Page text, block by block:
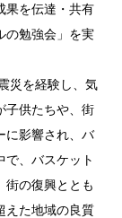
果を伝達・共有
の勉強会」を実
災を経験し、気
子供たちや、街
に影響され、バ
で、バスケット
街の復興ととも
えた地域の良質